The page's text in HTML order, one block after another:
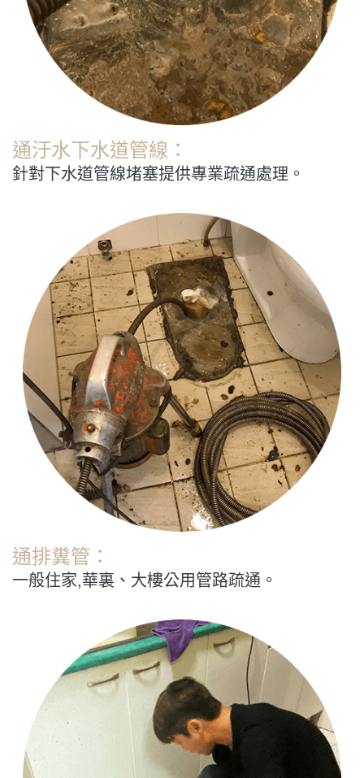
通汙水下水道管線：
針對下水道管線堵塞提供專業疏通處理。
通排糞管：
一般住家,華裏、大樓公用管路疏通。